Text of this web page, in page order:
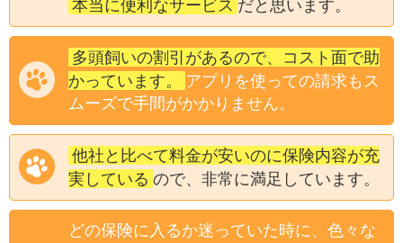
本当に便利なサービス だと思います。
多頭飼いの割引があるので、コスト面で助
かっています。
アプリを使っての請求もス
ムーズで手間がかかりません。
他社と比べて料金が安いのに保険内容が充
実している ので、非常に満足しています。
どの保険に入るか迷っていた時に、色々な